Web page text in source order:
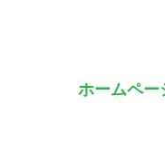
ホームペー